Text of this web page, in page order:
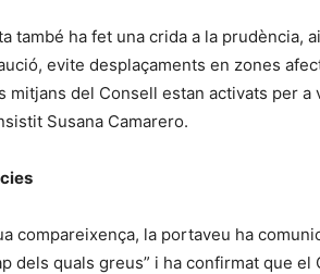
també ha fet una crida a la prudència,
evite desplaçaments en zones
mitjans del Consell estan activats per
Susana Camarero.
compareixença, la portaveu ha
dels quals greus” i ha confirmat que el